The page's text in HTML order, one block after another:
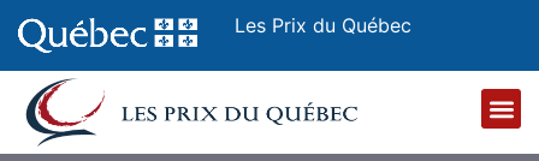
Les Prix du Québec